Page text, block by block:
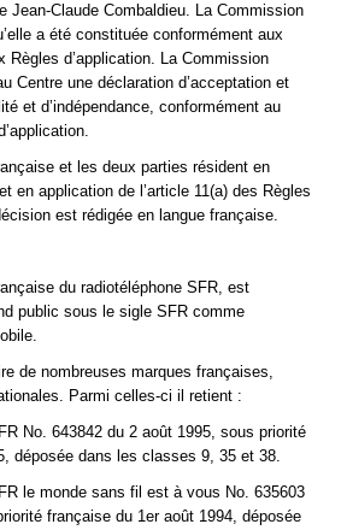
Jean-Claude Combaldieu. La Commission
a été constituée conformément aux
Règles d’application. La Commission
Centre une déclaration d’acceptation et
et d’indépendance, conformément au
et les deux parties résident en
en application de l’article 11(a) des Règles
est rédigée en langue française.
du radiotéléphone SFR, est
public sous le sigle SFR comme
de nombreuses marques françaises,
Parmi celles-ci il retient :
No. 643842 du 2 août 1995, sous priorité
déposée dans les classes 9, 35 et 38.
le monde sans fil est à vous No. 635603
française du 1er août 1994, déposée